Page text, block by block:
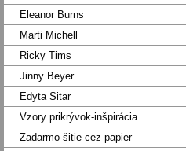
Eleanor Burns
Marti Michell
Ricky Tims
Jinny Beyer
Edyta Sitar
Vzory prikrývok-inšpirácia
Zadarmo-šitie cez papier